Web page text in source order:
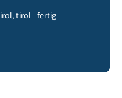
tirol - fertig